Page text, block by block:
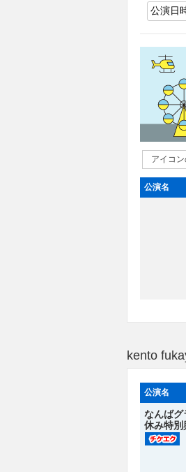
アイコン
公演名
kento
公演名
なんばグ
休み特別